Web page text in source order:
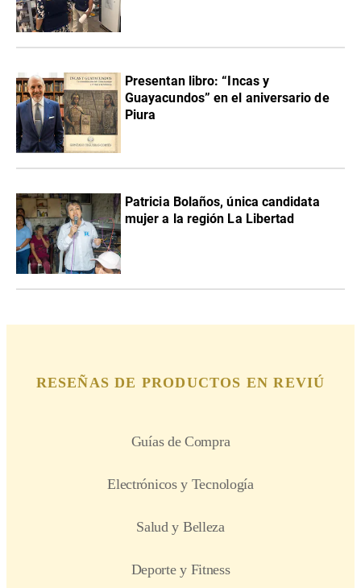
Presentan libro: “Incas y
Guayacundos” en el aniversario de
Piura
Patricia Bolaños, única candidata
mujer a la región La Libertad